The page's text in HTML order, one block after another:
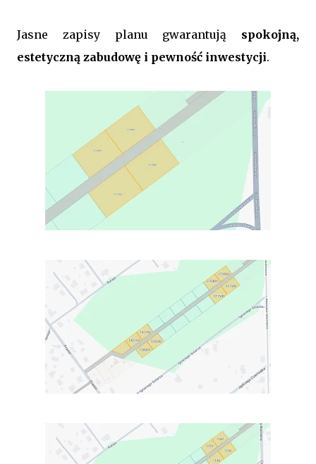
Jasne zapisy planu gwarantują spokojną,
estetyczną zabudowę i pewność inwestycji.